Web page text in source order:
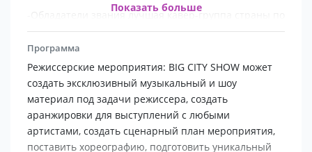
-Обладатели звания лучшая кавер-группа страны по
итогам всероссийского конкурса среди кавер-групп
-Хэдлайнеры Нашествия 2018
-Резиденты шоу Мурзилки LIVE на Авторадио
-Полуфиналисты Новой волны 2018
-Оркестр Дискотеки 80х в Олимпийском 2017, 2018
-Постоянные гости теле- и радио эфиров (Первый
канал, НТВ, ТНТ, МузТВ, Москва 24, Music Box и др.)
-Сопровождающий оркестр официальных событий:
Показать больше
Программа
Режиссерские мероприятия: BIG CITY SHOW может
создать эксклюзивный музыкальный и шоу
материал под задачи режиссера, создать
аранжировки для выступлений с любыми
артистами, создать сценарный план мероприятия,
поставить хореографию, подготовить уникальный